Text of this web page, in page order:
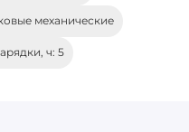
механические
ч: 5